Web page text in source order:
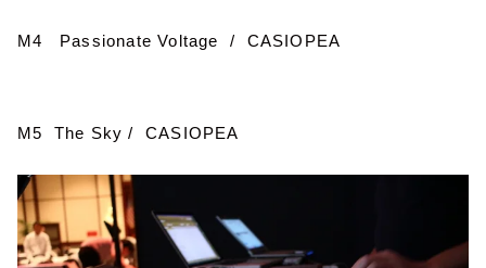
M4 Passionate Voltage / CASIOPEA
M5 The Sky / CASIOPEA